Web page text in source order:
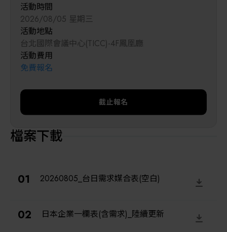
活動時間
2026/08/05 星期三
活動地點
台北國際會議中心(TICC)-4F鳳凰廳
活動費用
免費報名
截止報名
檔案下載
20260805_台日需求媒合表(空白)
日本企業一欄表(含需求)_陸續更新